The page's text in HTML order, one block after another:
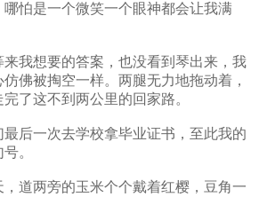
怕是一个微笑一个眼神都会让我满
想要的答案，也没看到琴出来，我
佛被掏空一样。两腿无力地拖动着，
了这不到两公里的回家路。
一次去学校拿毕业证书，至此我的
。
两旁的玉米个个戴着红樱，豆角一